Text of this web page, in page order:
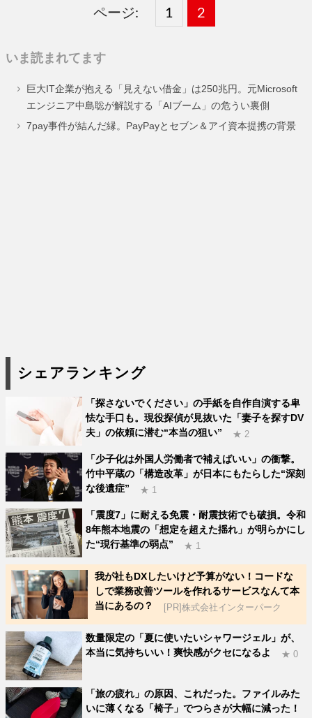
ページ:
固
ー
ジ
1 ,
固
ー
ジ
2
いま読まれてます
巨大IT企業が抱える「見えない借金」は250兆円。元Microsoft
エンジニア中島聡が解説する「AIブーム」の危うい裏側
7pay事件が結んだ縁。PayPayとセブン＆アイ資本提携の背景
シェアランキング
「探さないでください」の手紙を自作自演する卑
怯な手口も。現役探偵が見抜いた「妻子を探すDV
夫」の依頼に潜む“本当の狙い”
★ 2
「少子化は外国人労働者で補えばいい」の衝撃。
竹中平蔵の「構造改革」が日本にもたらした“深刻
な後遺症”
★ 1
「震度7」に耐える免震・耐震技術でも破損。令和
8年熊本地震の「想定を超えた揺れ」が明らかにし
た“現行基準の弱点”
★ 1
我が社もDXしたいけど予算がない！コードな
しで業務改善ツールを作れるサービスなんて本
当にあるの？
[PR]株式会社インターパーク
数量限定の「夏に使いたいシャワージェル」が、
本当に気持ちいい！爽快感がクセになるよ
★ 0
「旅の疲れ」の原因、これだった。ファイルみた
いに薄くなる「椅子」でつらさが大幅に減った！